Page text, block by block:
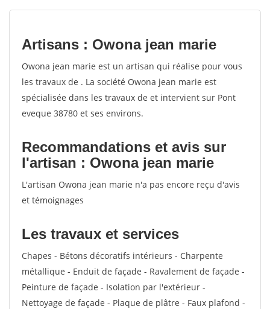
votes
Artisans : Owona jean marie
Owona jean marie est un artisan qui réalise pour vous
les travaux de . La société Owona jean marie est
spécialisée dans les travaux de et intervient sur Pont
eveque 38780 et ses environs.
Recommandations et avis sur
l'artisan : Owona jean marie
L'artisan Owona jean marie n'a pas encore reçu d'avis
et témoignages
Les travaux et services
Chapes - Bétons décoratifs intérieurs - Charpente
métallique - Enduit de façade - Ravalement de façade -
Peinture de façade - Isolation par l'extérieur -
Nettoyage de façade - Plaque de plâtre - Faux plafond -